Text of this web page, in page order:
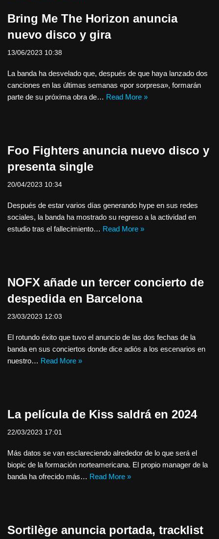
Bring Me The Horizon anuncia
nuevo disco y gira
13/06/2023 10:38
La banda ha desvelado que, después de que haya lanzado dos
canciones en las últimas semanas «por sorpresa», formarán
parte de su próxima obra de… Read More »
Foo Fighters anuncia nuevo disco y
presenta single
20/04/2023 10:34
Después de estar varios días generando hype en sus redes
sociales, la banda ha mostrado su regreso a la actividad en
estudio tras el fallecimiento… Read More »
NOFX añade un tercer concierto de
despedida en Barcelona
23/03/2023 12:03
El rotundo éxito que tuvo el anuncio de las dos fechas de la
banda en sus conciertos donde dice adiós a los escenarios en
nuestro… Read More »
La película de Kiss saldrá en 2024
22/03/2023 17:01
Más datos se van esclareciendo alrededor de lo que será el
biopic de la formación norteamericana. El propio manager de la
banda ha ofrecido más… Read More »
Sortilège anuncia portada, tracklist